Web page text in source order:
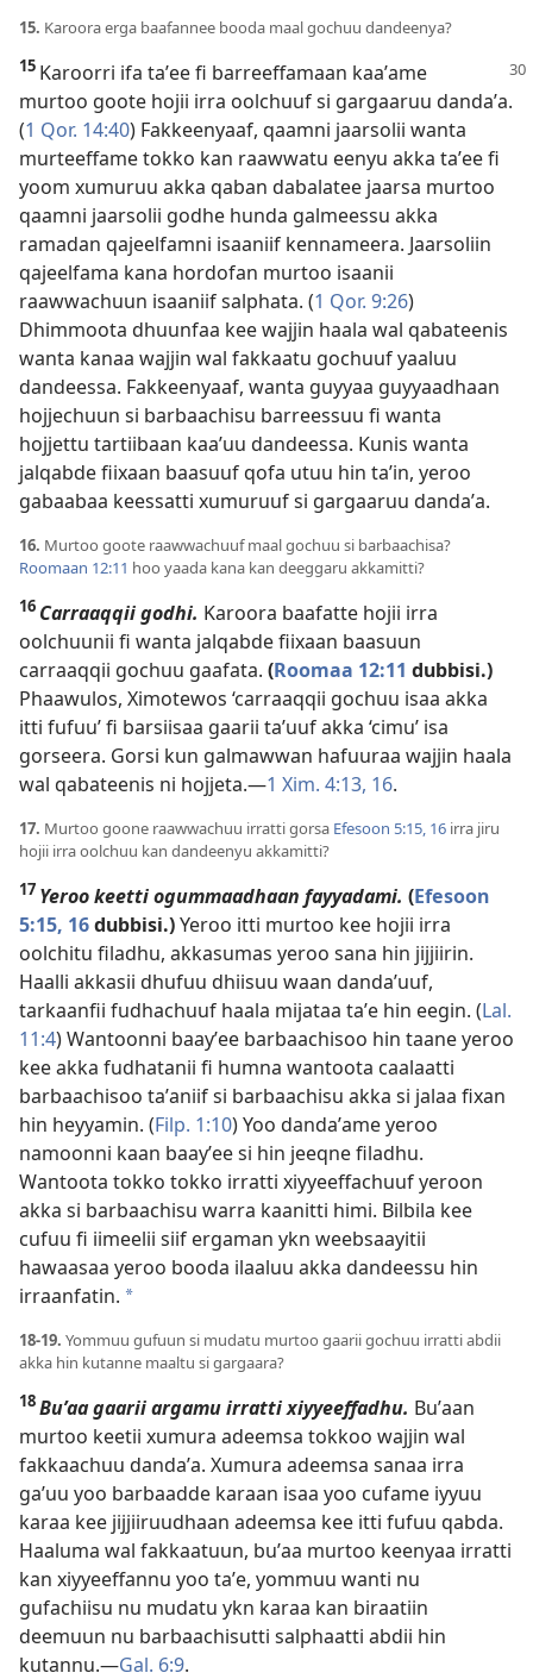
15. Karoora erga baafannee booda maal gochuu dandeenya?
15 Karoorri ifa taʼee fi barreeffamaan kaaʼame
murtoo goote hojii irra oolchuuf si gargaaruu dandaʼa.
(1 Qor. 14:40) Fakkeenyaaf, qaamni jaarsolii wanta
murteeffame tokko kan raawwatu eenyu akka taʼee fi
yoom xumuruu akka qaban dabalatee jaarsa murtoo
qaamni jaarsolii godhe hunda galmeessu akka
ramadan qajeelfamni isaaniif kennameera. Jaarsoliin
qajeelfama kana hordofan murtoo isaanii
raawwachuun isaaniif salphata. (1 Qor. 9:26)
Dhimmoota dhuunfaa kee wajjin haala wal qabateenis
wanta kanaa wajjin wal fakkaatu gochuuf yaaluu
dandeessa. Fakkeenyaaf, wanta guyyaa guyyaadhaan
hojjechuun si barbaachisu barreessuu fi wanta
hojjettu tartiibaan kaaʼuu dandeessa. Kunis wanta
jalqabde fiixaan baasuuf qofa utuu hin taʼin, yeroo
gabaabaa keessatti xumuruuf si gargaaruu dandaʼa.
16. Murtoo goote raawwachuuf maal gochuu si barbaachisa?
Roomaan 12:11 hoo yaada kana kan deeggaru akkamitti?
16 Carraaqqii godhi. Karoora baafatte hojii irra
oolchuunii fi wanta jalqabde fiixaan baasuun
carraaqqii gochuu gaafata. (Roomaa 12:11 dubbisi.)
Phaawulos, Ximotewos ‘carraaqqii gochuu isaa akka
itti fufuu’ fi barsiisaa gaarii taʼuuf akka ‘cimu’ isa
gorseera. Gorsi kun galmawwan hafuuraa wajjin haala
wal qabateenis ni hojjeta.—1 Xim. 4:13, 16.
17. Murtoo goone raawwachuu irratti gorsa Efesoon 5:15, 16 irra jiru
hojii irra oolchuu kan dandeenyu akkamitti?
17 Yeroo keetti ogummaadhaan fayyadami. (Efesoon
5:15, 16dubbisi.)Yeroo itti murtoo kee hojii irra
oolchitu filadhu, akkasumas yeroo sana hin jijjiirin.
Haalli akkasii dhufuu dhiisuu waan dandaʼuuf,
tarkaanfii fudhachuuf haala mijataa taʼe hin eegin. (Lal.
11:4) Wantoonni baayʼee barbaachisoo hin taane yeroo
kee akka fudhatanii fi humna wantoota caalaatti
barbaachisoo taʼaniif si barbaachisu akka si jalaa fixan
hin heyyamin. (Filp. 1:10) Yoo dandaʼame yeroo
namoonni kaan baayʼee si hin jeeqne filadhu.
Wantoota tokko tokko irratti xiyyeeffachuuf yeroon
akka si barbaachisu warra kaanitti himi. Bilbila kee
cufuu fi iimeelii siif ergaman ykn weebsaayitii
hawaasaa yeroo booda ilaaluu akka dandeessu hin
irraanfatin. *
18-19. Yommuu gufuun si mudatu murtoo gaarii gochuu irratti abdii
akka hin kutanne maaltu si gargaara?
18Buʼaa gaarii argamu irratti xiyyeeffadhu. Buʼaan
murtoo keetii xumura adeemsa tokkoo wajjin wal
fakkaachuu dandaʼa. Xumura adeemsa sanaa irra
gaʼuu yoo barbaadde karaan isaa yoo cufame iyyuu
karaa kee jijjiiruudhaan adeemsa kee itti fufuu qabda.
Haaluma wal fakkaatuun, buʼaa murtoo keenyaa irratti
kan xiyyeeffannu yoo taʼe, yommuu wanti nu
gufachiisu nu mudatu ykn karaa kan biraatiin
deemuun nu barbaachisutti salphaatti abdii hin
kutannu.—Gal. 6:9.